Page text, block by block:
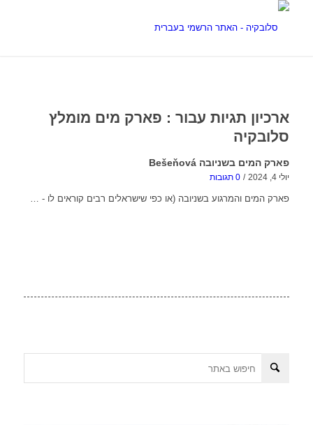
ארכיון תגיות עבור : פארק מים מומלץ
סלובקיה
פארק המים בשניובה Bešeňová
יולי 4, 2024 / 0 תגובות
פארק המים והמרגוע בשניובה (או כפי שישראלים רבים קוראים לו - …